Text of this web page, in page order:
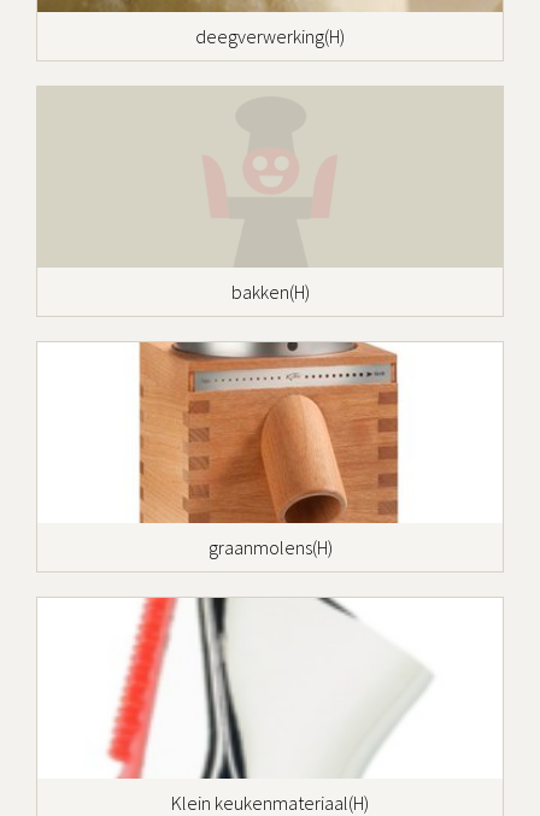
deegverwerking(H)
bakken(H)
graanmolens(H)
Klein keukenmateriaal(H)